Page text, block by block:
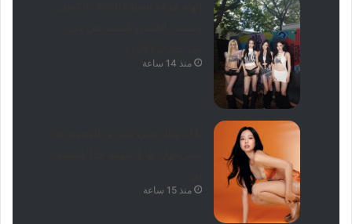
منذ 14 ساعة
منذ 15 ساعة